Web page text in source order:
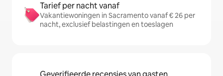
Tarief per nacht vanaf
Vakantiewoningen in Sacramento vanaf € 26 per
nacht, exclusief belastingen en toeslagen